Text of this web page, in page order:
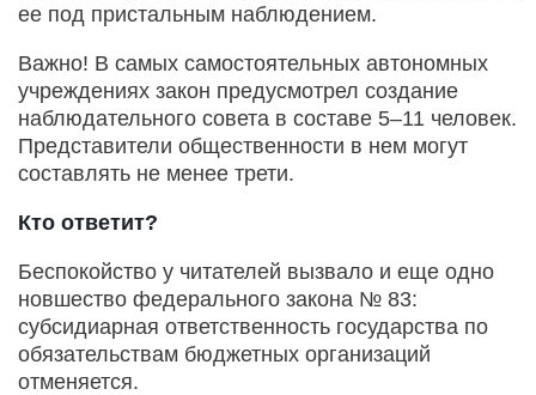
ее под пристальным наблюдением.
Важно! В самых самостоятельных автономных
учреждениях закон предусмотрел создание
наблюдательного совета в составе 5–11 человек.
Представители общественности в нем могут
составлять не менее трети.
Кто ответит?
Беспокойство у читателей вызвало и еще одно
новшество федерального закона № 83:
субсидиарная ответственность государства по
обязательствам бюджетных организаций
отменяется.